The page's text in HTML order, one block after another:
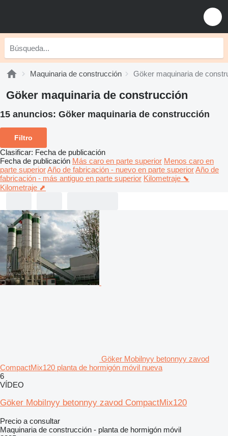
Maquinaria de construcción Göker maquinaria de
Göker maquinaria de construcción
15 anuncios: Göker maquinaria de construcción
Filtro
Clasificar: Fecha de publicación
Fecha de publicación Más caro en parte superior Menos caro en
parte superiorAño de fabricación - nuevo en parte superiorAño de
fabricación - más antiguo en parte superior Kilometraje ⬊
Kilometraje ⬈
Göker Mobilnyy betonnyy zavod
CompactMix120 planta de hormigón móvil nueva
6
VÍDEO
Göker Mobilnyy betonnyy zavod CompactMix120
Precio a consultar
Maquinaria de construcción - planta de hormigón móvil